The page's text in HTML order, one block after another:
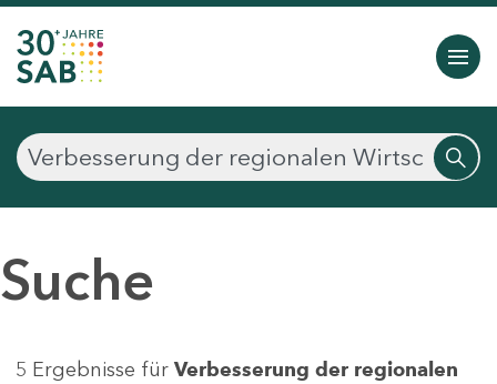
Suche
5 Ergebnisse für Verbesserung der regionalen